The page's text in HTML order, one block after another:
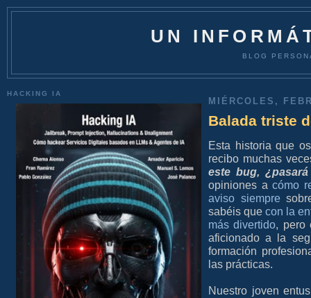
UN
BLOG
HACKING IA
MIÉRCOLES,
Balada triste
Esta historia que
recibo muchas
este bug,
opiniones acómo
aviso siempre
sabéis que con la
más divertido, pero
aficionado a la
formación
las prácticas.
Nuestro joven